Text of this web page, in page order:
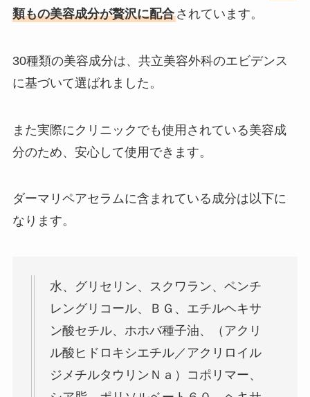
類もの美容成分が贅沢に配合されています。
30種類の美容成分は、共立美容外科のエビデンス
に基づいて選ばれました。
また実際にクリニックでも使用されている美容成
分のため、安心して使用できます。
ダーマリペアセラムに含まれている成分は以下に
なります。
水、グリセリン、スクワラン、ペンチ
レングリコール、ＢＧ、エチルヘキサ
ン酸セチル、ホホバ種子油、（アクリ
ル酸ヒドロキシエチル／アクリロイル
ジメチルタウリンＮａ）コポリマー、